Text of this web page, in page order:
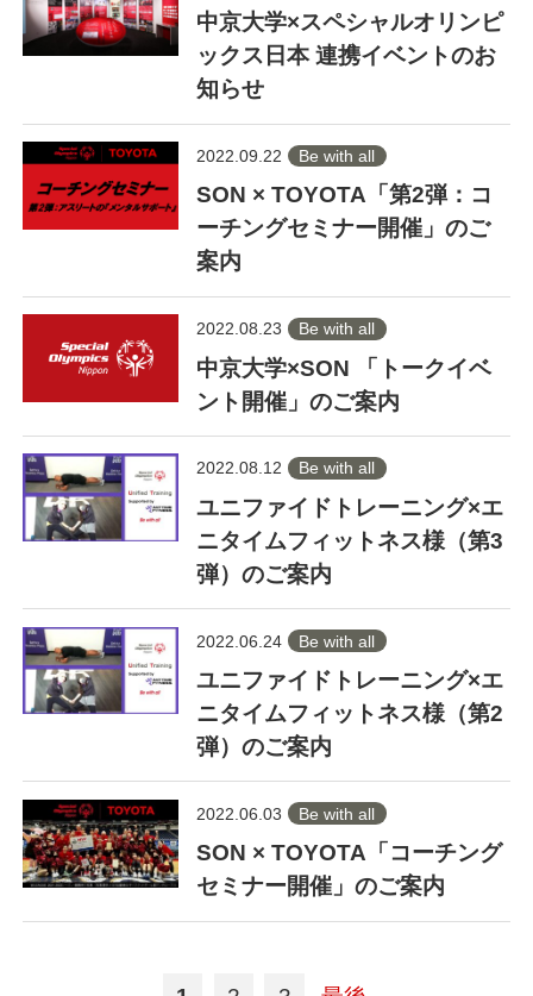
中京大学×スペシャルオリンピ
ックス日本 連携イベントのお
知らせ
2022.09.22 Be with all
SON × TOYOTA「第2弾：コ
ーチングセミナー開催」のご
案内
2022.08.23 Be with all
中京大学×SON 「トークイベ
ント開催」のご案内
2022.08.12 Be with all
ユニファイドトレーニング×エ
ニタイムフィットネス様（第3
弾）のご案内
2022.06.24 Be with all
ユニファイドトレーニング×エ
ニタイムフィットネス様（第2
弾）のご案内
2022.06.03 Be with all
SON × TOYOTA「コーチング
セミナー開催」のご案内